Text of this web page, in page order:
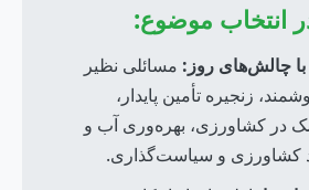
انتخاب موضوع:
چالش‌های روز: مسائلی نظیر
زنجیره تأمین پایدار،
در کشاورزی، بهره‌وری آب و
کشاورزی و سیاست‌گذاری.